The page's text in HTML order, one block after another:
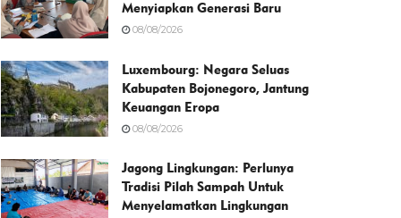
Menyiapkan Generasi Baru
08/08/2026
Luxembourg: Negara Seluas
Kabupaten Bojonegoro, Jantung
Keuangan Eropa
08/08/2026
Jagong Lingkungan: Perlunya
Tradisi Pilah Sampah Untuk
Menyelamatkan Lingkungan